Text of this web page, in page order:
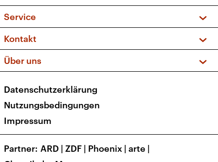
Sendungen und Podcasts
Musikliste
Kakadu – Das Kinderprogramm
Frequenzen (UKW + DAB+)
Service
FAQ
Apps
Newsletter
Veranstaltungen
Kontakt
Social Media
Über uns
Presse
Karriere
Transparenz
Datenschutzerklärung
Nutzungsbedingungen
Impressum
Partner ARD | ZDF | Phoenix | arte |